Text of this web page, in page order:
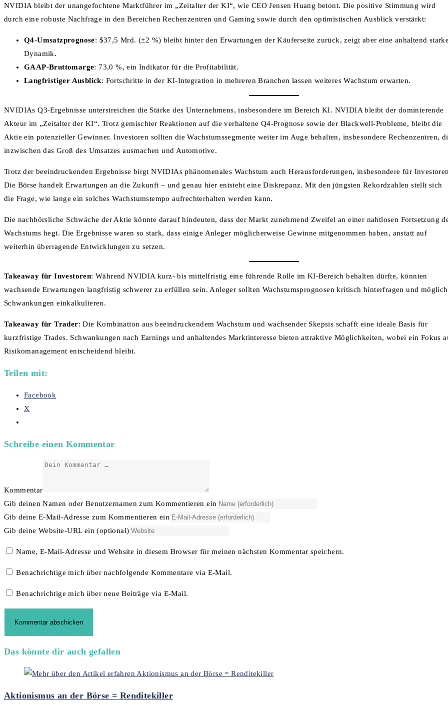
NVIDIA bleibt der unangefochtene Marktführer im „Zeitalter der KI“, wie CEO Jensen Huang betont. Die positive Stimmung wird
durch eine robuste Nachfrage in den Bereichen Rechenzentren und Gaming sowie durch den optimistischen Ausblick verstärkt:
Q4-Umsatzprognose: $37,5 Mrd. (±2 %) bleibt hinter den Erwartungen der Käuferseite zurück, zeigt aber eine anhaltend starke
Dynamik.
GAAP-Bruttomarge: 73,0 %, ein Indikator für die Profitabilität.
Langfristiger Ausblick: Fortschritte in der KI-Integration in mehreren Branchen lassen weiteres Wachstum erwarten.
NVIDIAs Q3-Ergebnisse unterstreichen die Stärke des Unternehmens, insbesondere im Bereich KI. NVIDIA bleibt der dominierende
Akteur im „Zeitalter der KI“. Trotz gemischter Reaktionen auf die verhaltene Q4-Prognose sowie der Blackwell-Probleme, bleibt die
Aktie ein potenzieller Gewinner. Investoren sollten die Wachstumssegmente weiter im Auge behalten, insbesondere Rechenzentren,
inzwischen das Groß des Umsatzes ausmachen und Automotive.
Trotz der beeindruckenden Ergebnisse birgt NVIDIAs phänomenales Wachstum auch Herausforderungen, insbesondere für
Die Börse handelt Erwartungen an die Zukunft – und genau hier entsteht eine Diskrepanz. Mit den jüngsten Rekordzahlen stellt sich
die Frage, wie lange ein solches Wachstumstempo aufrechterhalten werden kann.
Die nachbörsliche Schwäche der Aktie könnte darauf hindeuten, dass der Markt zunehmend Zweifel an einer nahtlosen Fortsetzung
Wachstums hegt. Die Ergebnisse waren so stark, dass einige Anleger möglicherweise Gewinne mitgenommen haben, anstatt auf
weiterhin überragende Entwicklungen zu setzen.
Takeaway für Investoren: Während NVIDIA kurz- bis mittelfristig eine führende Rolle im KI-Bereich behalten dürfte, könnten
wachsende Erwartungen langfristig schwerer zu erfüllen sein. Anleger sollten Wachstumsprognosen kritisch hinterfragen und
Schwankungen einkalkulieren.
Takeaway für Trader: Die Kombination aus beeindruckendem Wachstum und wachsender Skepsis schafft eine ideale Basis für
kurzfristige Trades. Schwankungen nach Earnings und anhaltendes Marktinteresse bieten attraktive Möglichkeiten, wobei ein Fokus
Risikomanagement entscheidend bleibt.
Teilen mit:
Facebook
X
Schreibe einen Kommentar
Kommentar
Gib deinen Namen oder Benutzernamen zum Kommentieren ein
Gib deine E-Mail-Adresse zum Kommentieren ein
Gib deine Website-URL ein (optional)
Name, E-Mail-Adresse und Website in diesem Browser für meinen nächsten Kommentar speichern.
Benachrichtige mich über nachfolgende Kommentare via E-Mail.
Benachrichtige mich über neue Beiträge via E-Mail.
Das könnte dir auch gefallen
Aktionismus an der Börse = Renditekiller